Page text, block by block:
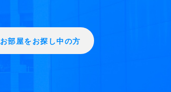
お部屋をお探し中の方